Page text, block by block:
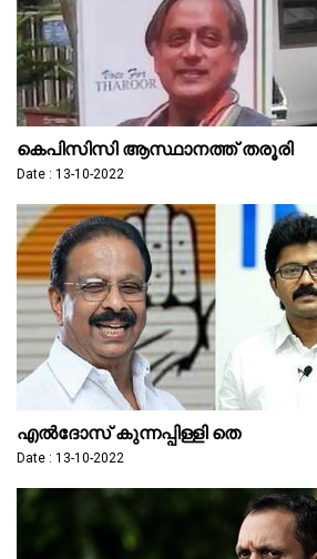
കെപിസിസി ആസ്ഥാനത്ത് തരൂരി
Date : 13-10-2022
എല്‍ദോസ് കുന്നപ്പിള്ളി തെ
Date : 13-10-2022